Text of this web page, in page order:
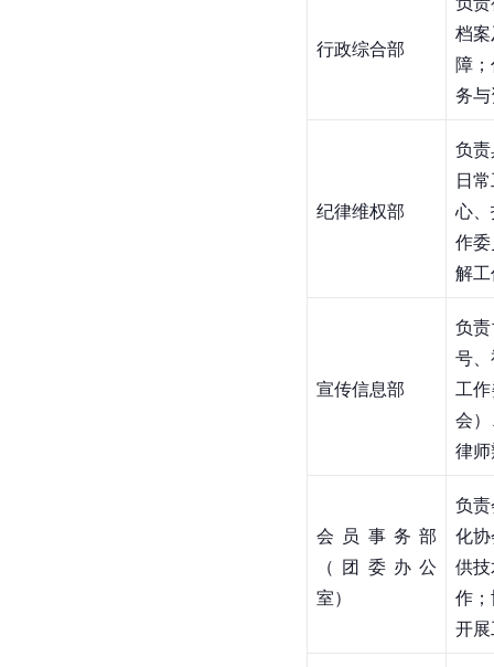
行政综合部
档
障
务
纪律维权部
负
日
心
作
解
宣传信息部
负
号
工
会
律
会员事务部
（团委办公
室）
负
化
供
作
开